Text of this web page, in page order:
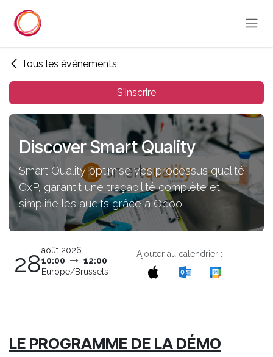
Tous les événements
S'inscrire
Discover Smart Quality
Smart Quality optimise vos processus qualité
GxP, garantit une traçabilité complète et
simplifie les audits grâce à Odoo.
28août 2026
10:00
12:00
Europe/Brussels
Ajouter au calendrier :
LE PROGRAMME DE LA DÉMO